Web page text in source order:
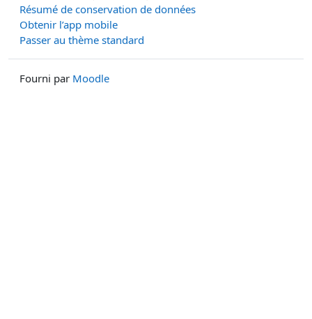
Résumé de conservation de données
Obtenir l’app mobile
Passer au thème standard
Fourni par Moodle